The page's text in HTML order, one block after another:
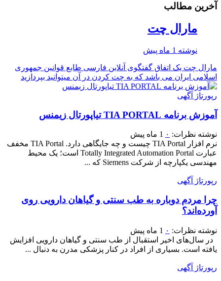
آخرین مطالب
مارال چت
نوشته 1 ماه پیش
مارال چت یک اتفاق گفتگوی آنلاین فارسی طابع قوانین جمهوری
اسلامی ایران می باشد که به چت کردن در آن میتوانید بپردازید
رپورتاژ آگهی
آموزش برنامه TIA PORTAL تیاپورتال زیمنس
نوشته نظرات: ۰ 1 ماه پیش
نرم افزار TIA Portal چیست و چه جایگاهی دارد. TIA Portal مخفف
عبارت Totally Integrated Automation Portal است؛ یک محیط
مهندسی یکپارچه از شرکت Siemens که ...
رپورتاژ آگهی
چرا مردم دوباره به طب سنتی و گیاهان دارویی روی
آورده‌اند؟
نوشته نظرات: ۰ 1 ماه پیش
در سال‌های اخیر استقبال از طب سنتی و گیاهان دارویی افزایش
یافته است. بسیاری از افراد در کنار پزشکی مدرن به دنبال ...
رپورتاژ آگهی